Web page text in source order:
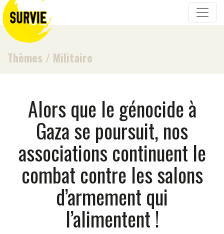
Thèmes / Militaire
Alors que le génocide à
Gaza se poursuit, nos
associations continuent le
combat contre les salons
d’armement qui
l’alimentent !